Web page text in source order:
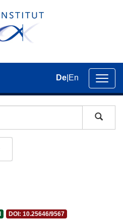
der
De En
DOI: 10.25646/9567